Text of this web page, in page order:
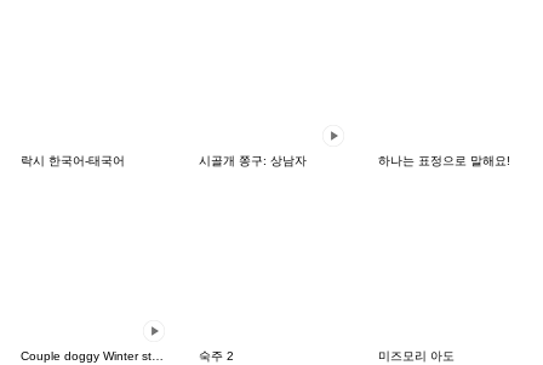
락시 한국어-태국어 시골개 쫑구: 상남자 하나는 표정으로 말해요!
Couple doggy Winter story 숙주 2 미즈모리 아도